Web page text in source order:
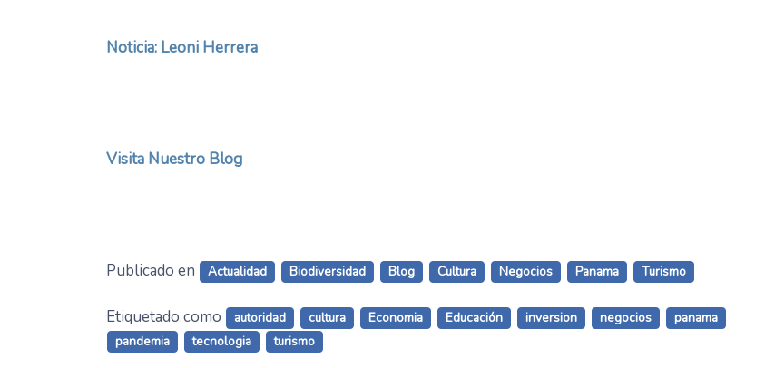
Noticia: Leoni Herrera
Visita Nuestro Blog
Publicado en Actualidad Biodiversidad Blog Cultura Negocios Panama Turismo
Etiquetado como autoridad cultura Economia Educación inversion negocios
panama
pandemia
tecnologia turismo